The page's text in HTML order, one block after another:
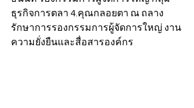
ธุรกิจการตลา 4.คุณกลอยตา ณ ถลาง
รักษาการรองกรรมการผู้จัดการใหญ่ งาน
ความยั่งยืนและสื่อสารองค์กร